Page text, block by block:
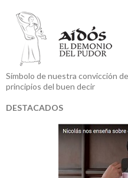
Símbolo de nuestra convicción
principios del buen decir
DESTACADOS